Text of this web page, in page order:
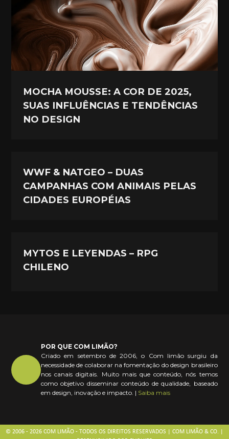
MOCHA MOUSSE: A COR DE 2025,
SUAS INFLUÊNCIAS E TENDÊNCIAS
NO DESIGN
WWF & NATGEO – DUAS
CAMPANHAS COM ANIMAIS PELAS
CIDADES EUROPÉIAS
MYTOS E LEYENDAS – RPG
CHILENO
POR QUE COM LIMÃO?
Criado em setembro de 2006, o Com limão surgiu da
necessidade de colaborar na fomentação do design brasileiro
nos canais digitais. Muito mais que conteúdo, nós temos
como objetivo disseminar conteúdo de qualidade, baseado
em design, inovação e impacto. | Saiba mais
© 2006 - 2026 COM LIMÃO - TODOS OS DIREITOS RESERVADOS | COM LIMÃO & CO. |